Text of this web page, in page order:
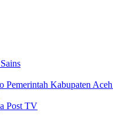
Pemerintah Kabupaten Aceh
Post TV